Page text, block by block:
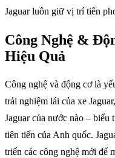
Jaguar luôn giữ vị trí tiên
Công Nghệ &
Hiệu Quả
Công nghệ và động cơ là
trải nghiệm lái của xe
Jaguar của nước nào – biểu
tiên tiến của Anh quốc.
triển các công nghệ mới để